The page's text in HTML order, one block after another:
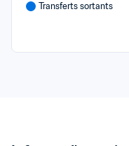
Transferts sortants